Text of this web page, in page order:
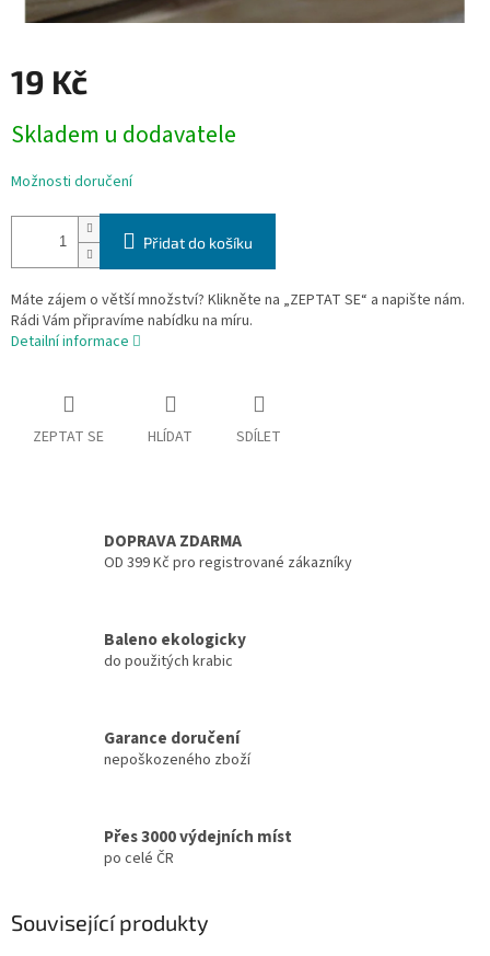
19 Kč
cena:
Skladem u dodavatele
Možnosti doručení
Přidat do košíku
Máte zájem o větší množství? Klikněte na „ZEPTAT SE“ a napište nám.
Rádi Vám připravíme nabídku na míru.
Detailní informace
ZEPTAT SE HLÍDAT SDÍLET
DOPRAVA ZDARMA
OD 399 Kč pro registrované zákazníky
Baleno ekologicky
do použitých krabic
Garance doručení
nepoškozeného zboží
Přes 3000 výdejních míst
po celé ČR
Související produkty